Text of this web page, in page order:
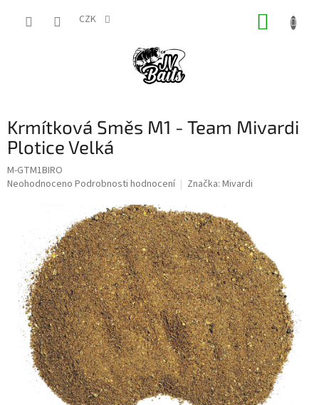
CZK
Krmítková Směs M1 - Team Mivardi
Plotice Velká
M-GTM1BIRO
Průměrné
hvězdiček.
Neohodnoceno Podrobnosti hodnocení Značka: Mivardi